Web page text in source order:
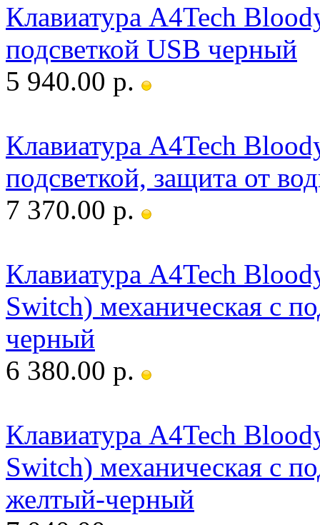
Клавиатура A4Tech
подсветкой USB черный
5 940.00 р.
Клавиатура A4Tech
подсветкой, защита от
7 370.00 р.
Клавиатура A4Tech
Switch) механическая с
черный
6 380.00 р.
Клавиатура A4Tech
Switch) механическая с
желтый-черный